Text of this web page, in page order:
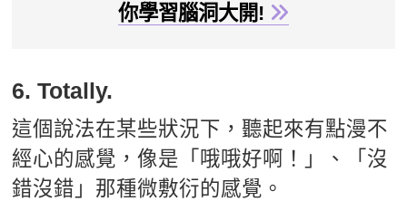
你學習腦洞大開!
6. Totally.
這個說法在某些狀況下，聽起來有點漫不
經心的感覺，像是「哦哦好啊！」、「沒
錯沒錯」那種微敷衍的感覺。